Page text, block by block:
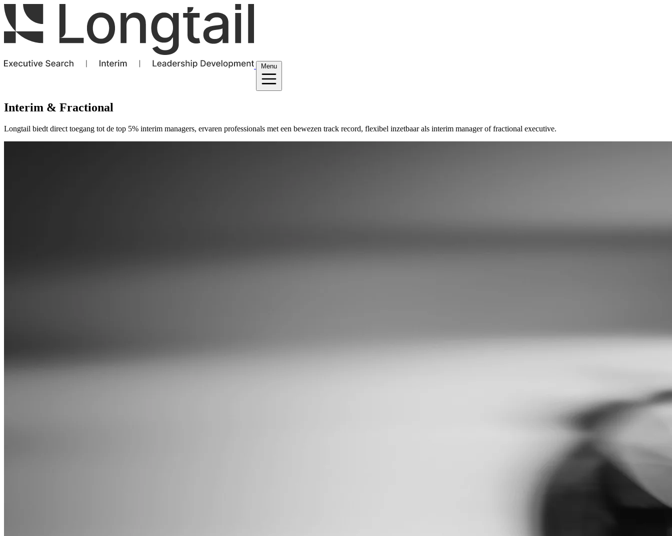
Menu
Interim & Fractional
Longtail biedt direct toegang tot de top 5% interim managers, ervaren professionals met een bewezen track record, flexibel inzetbaar als interim manager of fractional executive.